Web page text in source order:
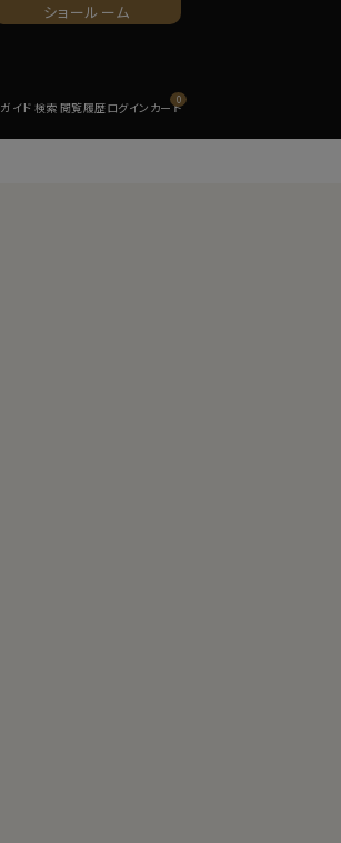
ショールーム
0